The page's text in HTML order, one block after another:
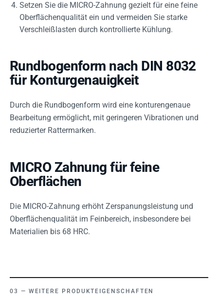
Setzen Sie die MICRO-Zahnung gezielt für eine feine
Oberflächenqualität ein und vermeiden Sie starke
Verschleißlasten durch kontrollierte Kühlung.
Rundbogenform nach DIN 8032
für Konturgenauigkeit
Durch die Rundbogenform wird eine konturengenaue
Bearbeitung ermöglicht, mit geringeren Vibrationen und
reduzierter Rattermarken.
MICRO Zahnung für feine
Oberflächen
Die MICRO-Zahnung erhöht Zerspanungsleistung und
Oberflächenqualität im Feinbereich, insbesondere bei
Materialien bis 68 HRC.
WEITERE PRODUKTEIGENSCHAFTEN